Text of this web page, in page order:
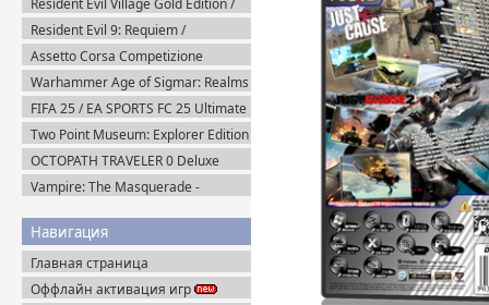
Resident Evil Village Gold Edition /
Resident Evil 8 (2021) Portable
Resident Evil 9: Requiem /
BIOHAZARD Реквием (2026)
Пиратка
Assetto Corsa Competizione
v.1.10.3 + Все DLC (2019) Пиратка
Warhammer Age of Sigmar: Realms
of Ruin Ultimate Edition (2023)
Steam-Rip
FIFA 25 / EA SPORTS FC 25 Ultimate
Edition (2024) EA-Rip
Two Point Museum: Explorer Edition
(2025) Steam-Rip
OCTOPATH TRAVELER 0 Deluxe
Edition v.1.0.8 (2025) Portable
Vampire: The Masquerade -
v.53085 (2025) Portable
Навигация
Главная страница
Оффлайн активация игр